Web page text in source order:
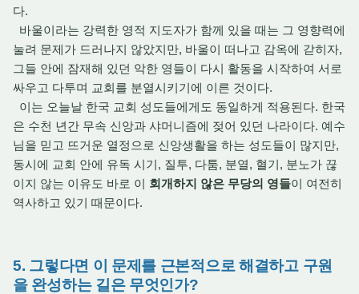
다.
바울이라는 강력한 영적 지도자가 함께 있을 때는 그 영향력에
눌려 문제가 드러나지 않았지만, 바울이 떠나고 감옥에 갇히자,
그들 안에 잠재해 있던 악한 영들이 다시 활동을 시작하여 서로
싸우고 다투며 교회를 분열시키기에 이른 것이다.
이는 오늘날 한국 교회 성도들에게도 동일하게 적용된다. 한국
은 수천 년간 무속 신앙과 샤머니즘에 젖어 있던 나라이다. 예수
님을 믿고 뜨거운 열정으로 신앙생활을 하는 성도들이 많지만,
동시에 교회 안에 유독 시기, 질투, 다툼, 분열, 혈기, 분노가 끊
이지 않는 이유도 바로 이 회개하지 않은 무당의 영들이 여전히
역사하고 있기 때문이다.
5. 그렇다면 이 문제를 근본적으로 해결하고 구원
을 완성하는 길은 무엇인가?